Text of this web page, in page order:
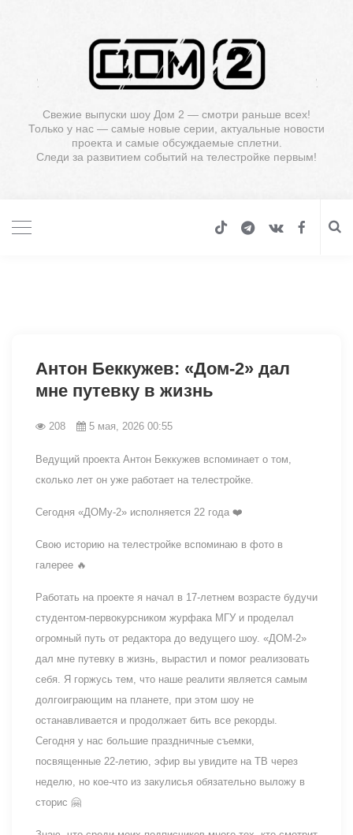
Свежие выпуски шоу Дом 2 — смотри раньше всех!
Только у нас — самые новые серии, актуальные новости
проекта и самые обсуждаемые сплетни.
Следи за развитием событий на телестройке первым!
Антон Беккужев: «Дом-2» дал
мне путевку в жизнь
208 5 мая, 2026 00:55
Ведущий проекта Антон Беккужев вспоминает о том,
сколько лет он уже работает на телестройке.
Сегодня «ДОМу-2» исполняется 22 года ❤️
Свою историю на телестройке вспоминаю в фото в
галерее 🔥
Работать на проекте я начал в 17-летнем возрасте будучи
студентом-первокурсником журфака МГУ и проделал
огромный путь от редактора до ведущего шоу. «ДОМ-2»
дал мне путевку в жизнь, вырастил и помог реализовать
себя. Я горжусь тем, что наше реалити является самым
долгоиграющим на планете, при этом шоу не
останавливается и продолжает бить все рекорды.
Сегодня у нас большие праздничные съемки,
посвященные 22-летию, эфир вы увидите на ТВ через
неделю, но кое-что из закулисья обязательно выложу в
сторис 🤗